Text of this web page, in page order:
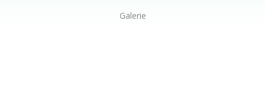
Galerie